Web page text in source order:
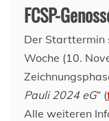
FCSP-
Der Starttermin
Woche (10.
Pauli 2024 eG“ (
Alle weiteren